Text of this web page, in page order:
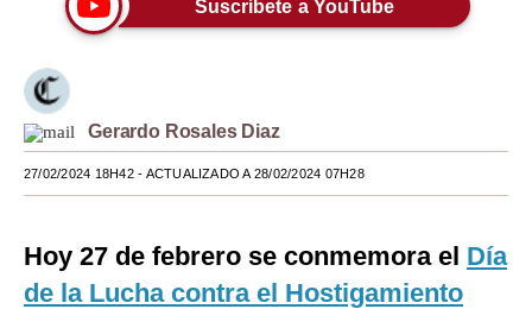
Lujo
Viajes
Moda
Estilos
EEUU
Suscríbete a YouTube
Gerardo Rosales Diaz
27/02/2024 18H42- ACTUALIZADO A 28/02/2024 07H28
Hoy 27 de febrero se conmemora el Día
de la Lucha contra el Hostigamiento